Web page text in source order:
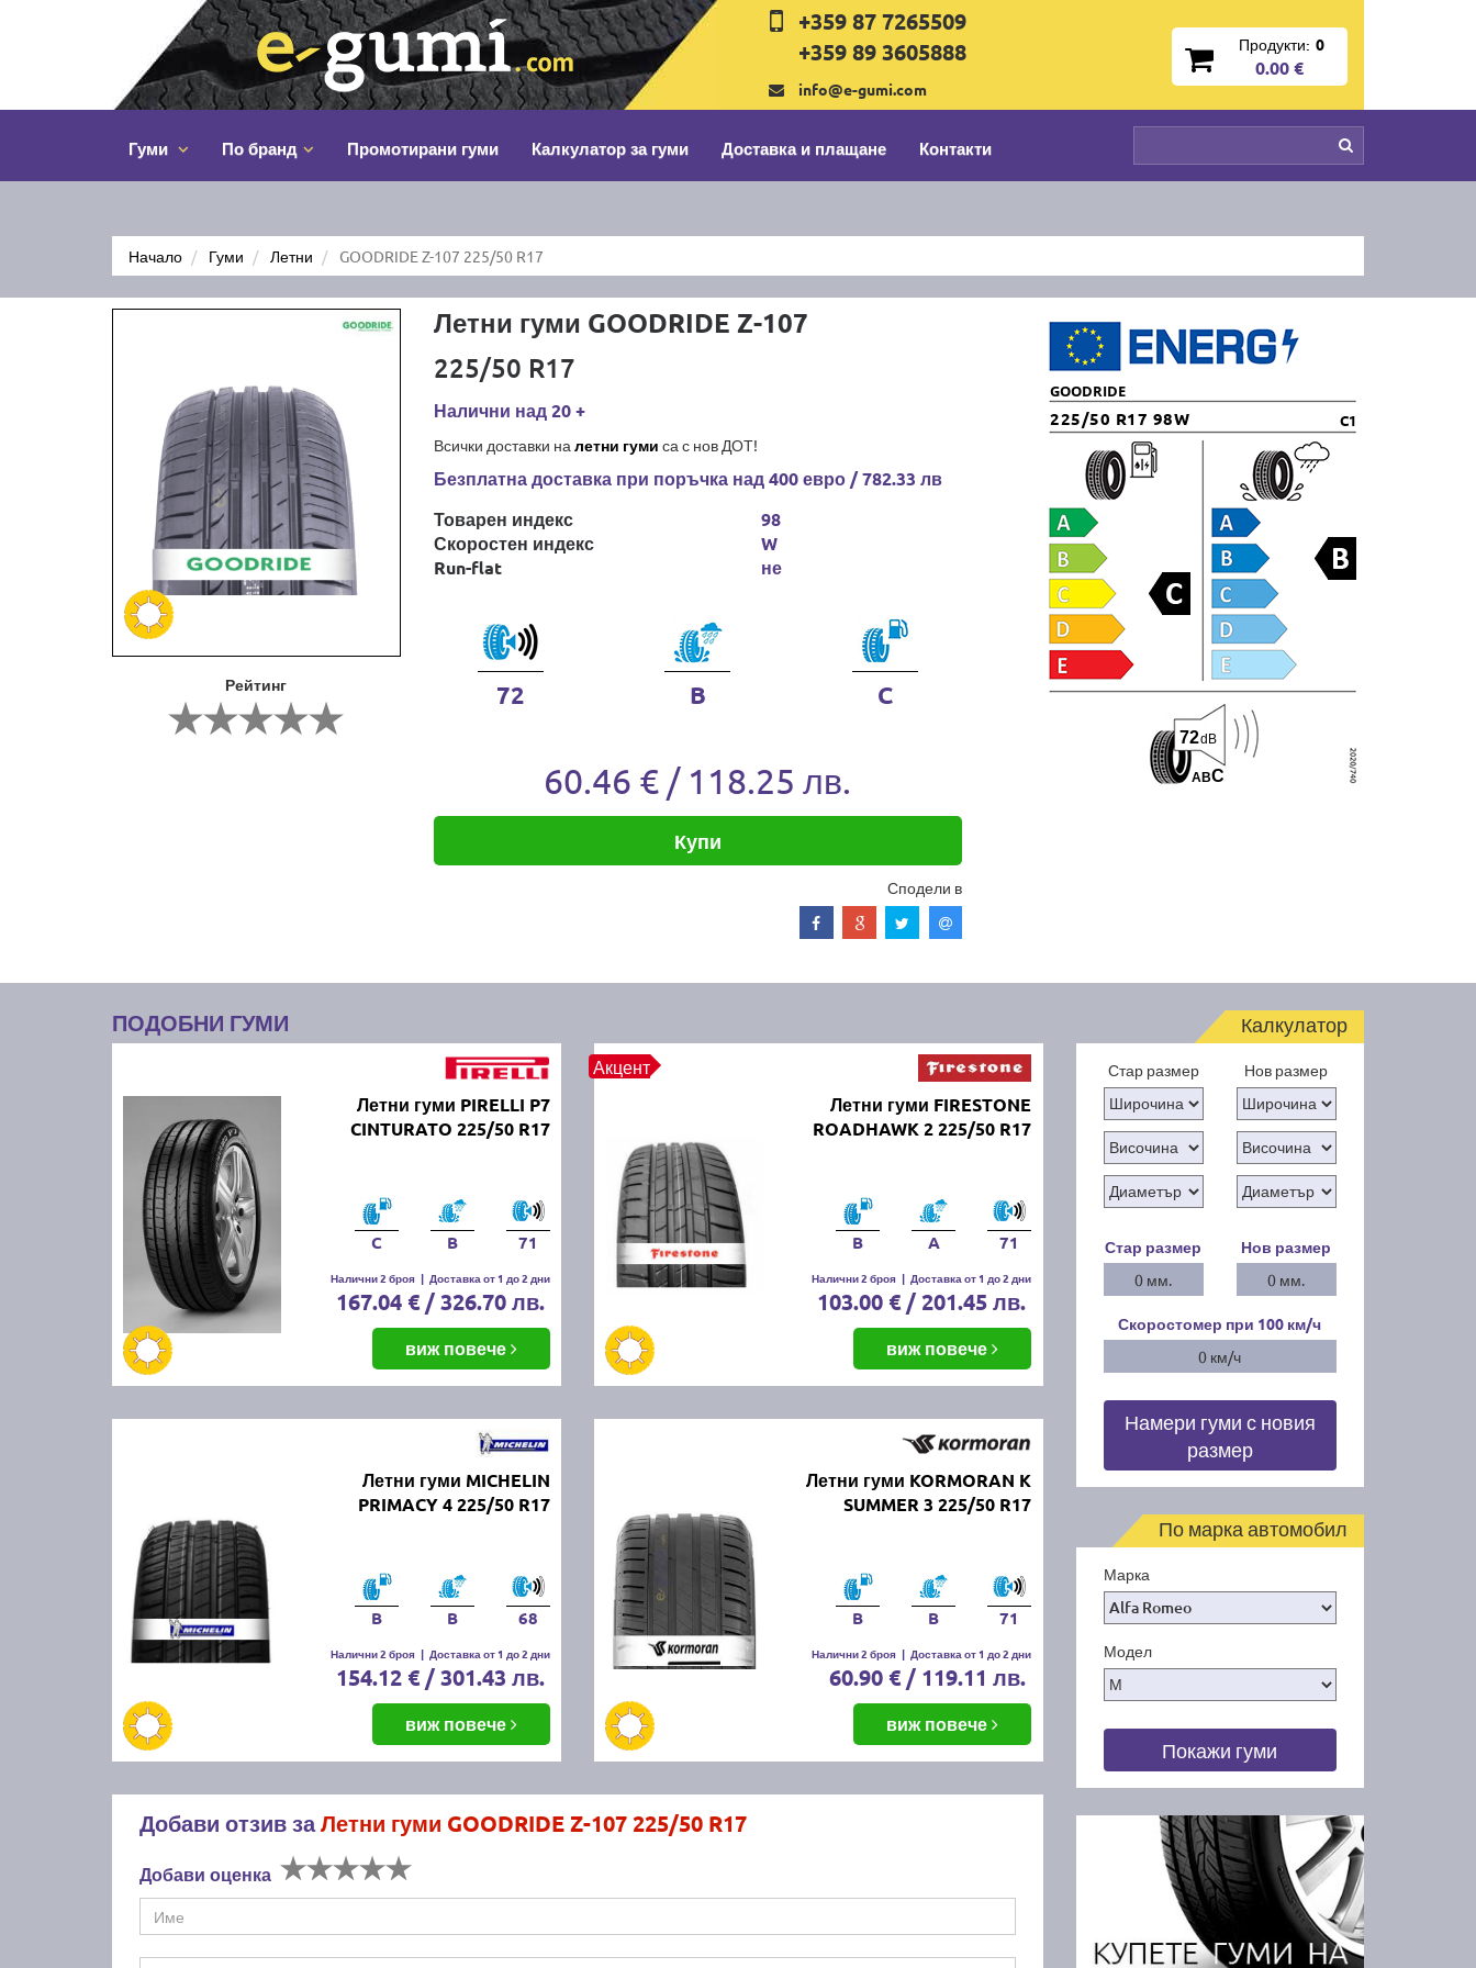
+359 87 7265509
+359 89 3605888
info@e-gumi.com
Продукти: 0
0.00 €
Гуми По бранд Промотирани гуми Калкулатор за гуми Доставка и плащане Контакти
Начало Гуми Летни GOODRIDE Z-107 225/50 R17
Рейтинг
Летни гуми GOODRIDE Z-107
225/50 R17
Налични над 20 +
Всички доставки на летни гуми са с нов ДОТ!
Безплатна доставка при поръчка над 400 евро / 782.33 лв
Товарен индекс
Скоростен индекс
Run-flat
98
W
не
72 B C
60.46 € / 118.25 лв.
Купи
Сподели в
GOODRIDE
225/50 R17 98W C1
ABC
72dB
ПОДОБНИ ГУМИ
Летни гуми PIRELLI P7
CINTURATO 225/50 R17
C B 71
Налични 2 броя | Доставка от 1 до 2 дни
167.04 € / 326.70 лв.
виж повече
Акцент
Летни гуми FIRESTONE
ROADHAWK 2 225/50 R17
B A 71
Налични 2 броя | Доставка от 1 до 2 дни
103.00 € / 201.45 лв.
виж повече
Летни гуми MICHELIN
PRIMACY 4 225/50 R17
B B 68
Налични 2 броя | Доставка от 1 до 2 дни
154.12 € / 301.43 лв.
виж повече
Летни гуми KORMORAN K
SUMMER 3 225/50 R17
B B 71
Налични 2 броя | Доставка от 1 до 2 дни
60.90 € / 119.11 лв.
виж повече
Добави отзив заЛетни гуми GOODRIDE Z-107 225/50 R17
Добави оценка
Калкулатор
Стар размер Нов размер
Стар размер
0 мм.
Нов размер
0 мм.
Скоростомер при 100 км/ч
0 км/ч
Намери гуми с новия
размер
По марка автомобил
Марка
Модел
Покажи гуми